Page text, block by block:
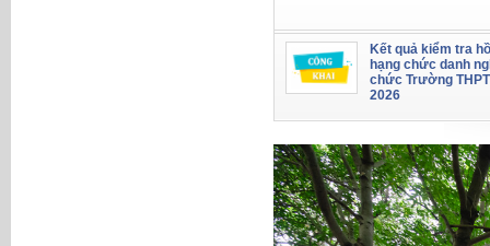
Kết quả kiểm tra
hạng chức danh
chức Trường
2026